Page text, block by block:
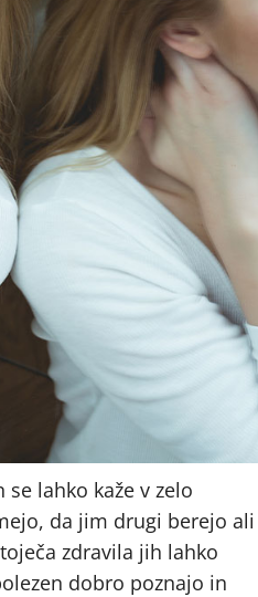
lahko kaže v zelo
da jim drugi berejo ali
zdravila jih lahko
dobro poznajo in